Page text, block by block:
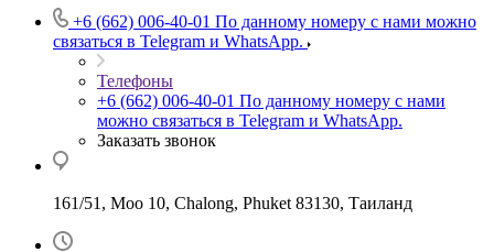
+6 (662) 006-40-01 По данному номеру с нами можно
связаться в Telegram и WhatsApp.
Телефоны
+6 (662) 006-40-01 По данному номеру с нами
можно связаться в Telegram и WhatsApp.
Заказать звонок
161/51, Moo 10, Chalong, Phuket 83130, Таиланд